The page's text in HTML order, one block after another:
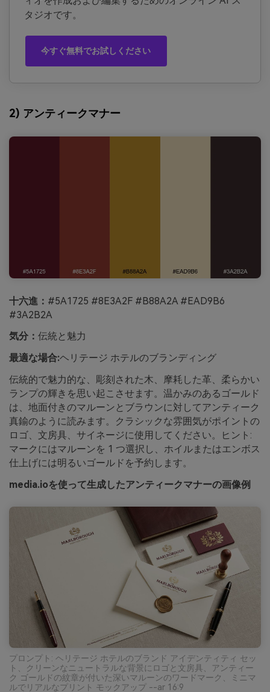
タジオです。
今すぐ無料でお試しください
2) アンティークマナー
十六進： #5A1725 #8E3A2F #B88A2A #EAD9B6
#3A2B2A
気分： 伝統と魅力
最適な場合:ヘリテージ ホテルのブランディング
伝統的で魅力的な、彫刻された木、摩耗した革、柔らかい
ランプの輝きを思い起こさせます。温かみのあるゴールド
は、地面付きのマルーンとブラウンに対してアンティーク
真鍮のように読みます。クラシックな雰囲気がポイントの
ロゴ、文房具、サイネージに使用してください。ヒント:
マークにはマルーンを 1 つ選択し、ホイルまたはエンボス
仕上げには明るいゴールドを予約します。
media.ioを使って生成したアンティークマナーの画像例
プロンプト: ヘリテージ ホテルのブランド アイデンティティ セッ
ト、クリーンなニュートラルな背景にロゴと文房具、アンティー
ク ゴールドの紋章が付いた深いマルーンのワードマーク、ミニマ
ルでリアルなプリント モックアップ --ar 16:9